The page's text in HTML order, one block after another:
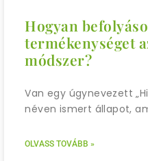
Hogyan
termékenységet
módszer?
Van egy úgynevezett
néven ismert állapot,
OLVASS TOVÁBB »